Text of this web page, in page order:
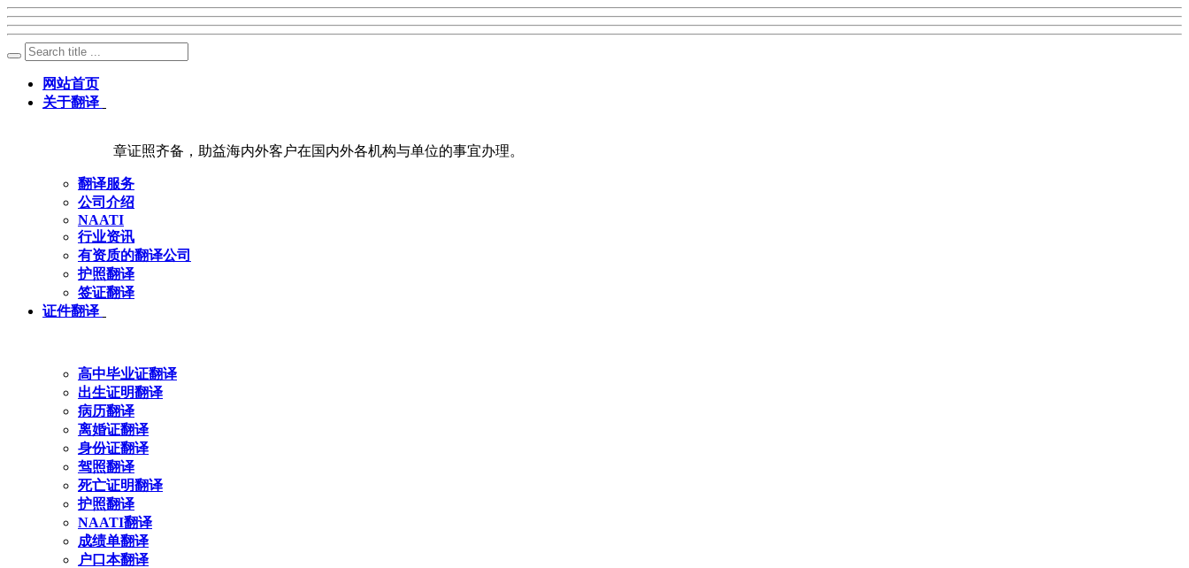
网站首页
关于翻译
章证照齐备，助益海内外客户在国内外各机构与单位的事宜办理。
翻译服务
公司介绍
NAATI
行业资讯
有资质的翻译公司
护照翻译
签证翻译
证件翻译
高中毕业证翻译
出生证明翻译
病历翻译
离婚证翻译
身份证翻译
驾照翻译
死亡证明翻译
护照翻译
NAATI翻译
成绩单翻译
户口本翻译